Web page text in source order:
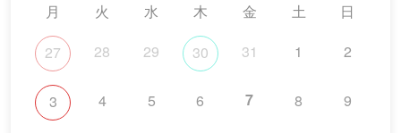
月 火 水 木 金 土 日
27 28 29 30 31 1 2
3 4 5 6 7 8 9